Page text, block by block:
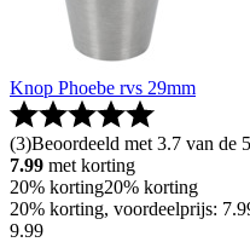
Knop Phoebe rvs 29mm
(3)Beoordeeld met 3.7 van de
7.99 met korting
20% korting20% korting
20% korting, voordeelprijs:
9.99